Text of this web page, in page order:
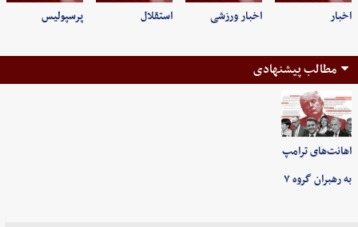
اخبار اخبار ورزشی استقلال پرسپولیس
مطالب پیشنهادی
اهانت‌های ترامپ
به رهبران گروه ۷